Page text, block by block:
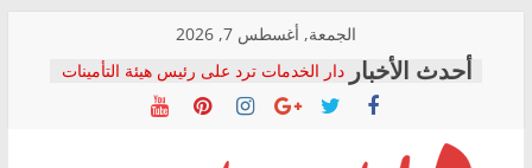
content
الجمعة, أغسطس 7, 2026
دار الخدمات ترد على رئيس هيئة التأمينات
بعد مؤتمره الصحفي: إنكار الأزمة لا ينهي
معاناة أصحاب المعاشات.. ونطالب بكشف